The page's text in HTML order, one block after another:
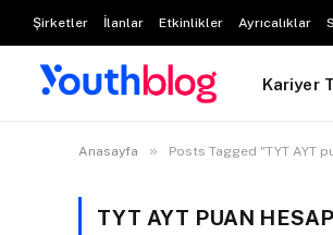
Şirketler İlanlar Etkinlikler Ayrıcalıklar
Kariyer
Anasayfa » Posts Tagged "TYT AYT
TYT AYT PUAN